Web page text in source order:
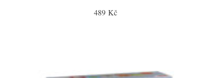
489 Kč